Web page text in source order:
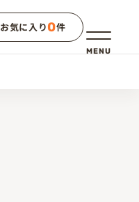
メニュー
MENU
お気に入り0件